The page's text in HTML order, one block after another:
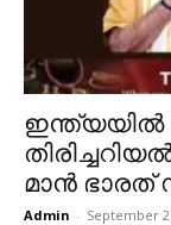
മാന്‍ ഭാരത്
Admin - September